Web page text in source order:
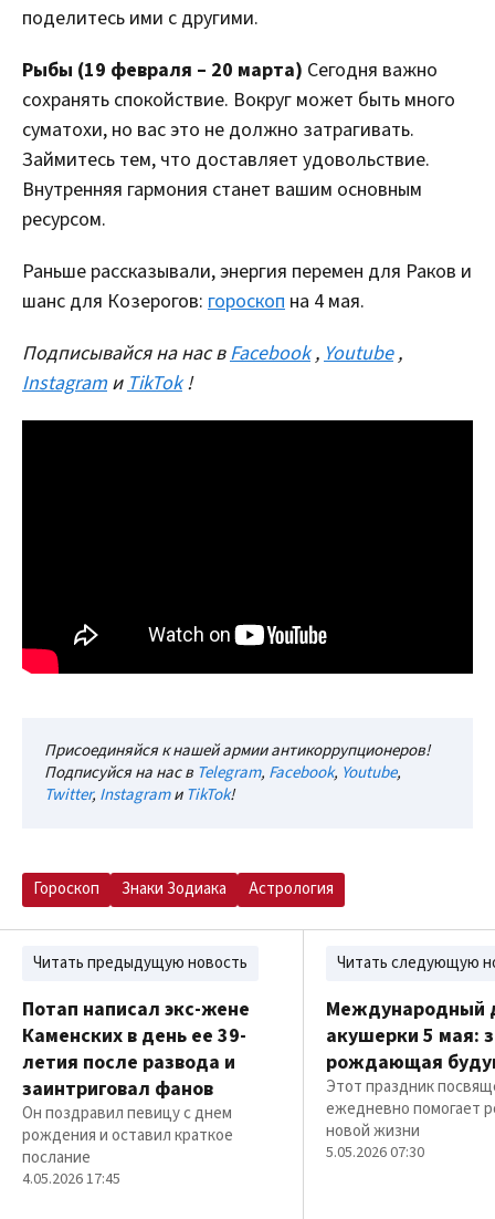
поделитесь ими с другими.
Рыбы (19 февраля – 20 марта) Сегодня важно
сохранять спокойствие. Вокруг может быть много
суматохи, но вас это не должно затрагивать.
Займитесь тем, что доставляет удовольствие.
Внутренняя гармония станет вашим основным
ресурсом.
Раньше рассказывали, энергия перемен для Раков и
шанс для Козерогов: гороскоп на 4 мая.
Подписывайся на нас в Facebook , Youtube ,
Instagram и TikTok !
Присоединяйся к нашей армии антикоррупционеров!
Подписуйся на нас в Telegram, Facebook, Youtube,
Twitter, InstagramиTikTok!
Гороскоп Знаки Зодиака Астрология
Читать предыдущую новость
Потап написал экс-жене
Каменских в день ее 39-
летия после развода и
заинтриговал фанов
Он поздравил певицу с днем
рождения и оставил краткое
послание
4.05.2026 17:45
Читать следующую
Международный
акушерки 5 мая:
рождающая
Этот праздник
ежедневно помогает
новой жизни
5.05.2026 07:30